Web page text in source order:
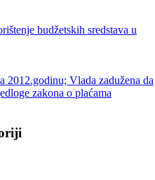
budžetskih sredstava u
2012.godinu; Vlada zadužena da
zakona o plaćama